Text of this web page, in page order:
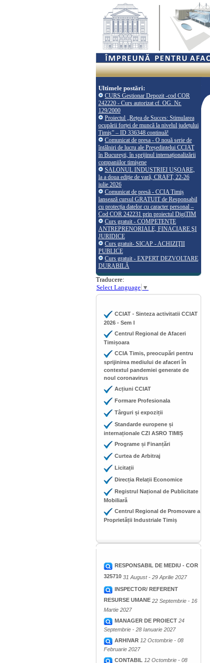
Ultimele postări:
CURS Gestionar Depozit -cod COR
242220 - Curs autorizat cf. OG. Nr.
129/2000
Proiectul „Rețea de Succes: Stimularea
ocupării forței de muncă la nivelul județului
Timiș” – ID 336348 continuă!
Comunicat de presa - O nouă serie de
întâlniri de lucru ale Președintelui CCIAT
în București, în sprijinul internaționalizării
companiilor timișene
SALONUL INDUSTRIEI UȘOARE,
la a doua ediție de vară, CRAFT, 22-26
iulie 2026
Comunicat de presă - CCIA Timiș
lansează cursul GRATUIT de Responsabil
cu protecția datelor cu caracter personal –
Cod COR 242231 prin proiectul DigiTIM
Curs gratuit - COMPETENŢE
ANTREPRENORIALE, FINACIARE ŞI
JURIDICE
Curs gratuit- SICAP - ACHIZIŢII
PUBLICE
Curs gratuit - EXPERT DEZVOLTARE
DURABILĂ
Traducere:
Select Language ▼
CCIAT - Sinteza activitatii CCIAT
2026 - Sem I
Centrul Regional de Afaceri
Timișoara
CCIA Timis, preocupări pentru
sprijinirea mediului de afaceri în
contextul pandemiei generate de
noul coronavirus
Acțiuni CCIAT
Formare Profesionala
Târguri și expoziții
Standarde europene și
internaționale CZI ASRO TIMIȘ
Programe și Finanțări
Curtea de Arbitraj
Licitații
Direcția Relații Economice
Registrul Național de Publicitate
Mobiliară
Centrul Regional de Promovare a
Proprietății Industriale Timiș
RESPONSABIL DE MEDIU - COR
325710 31 August - 29 Aprilie 2027
INSPECTOR/ REFERENT
RESURSE UMANE 22 Septembrie - 16
Martie 2027
MANAGER DE PROIECT 24
Septembrie - 28 Ianuarie 2027
ARHIVAR 12 Octombrie - 08
Februarie 2027
CONTABIL 12 Octombrie - 08